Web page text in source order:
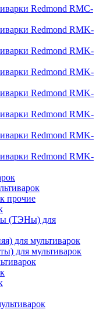
Redmond RMC-
Redmond RMK-
Redmond RMK-
Redmond RMK-
Redmond RMK-
Redmond RMK-
Redmond RMK-
Redmond RMK-
прочие
(ТЭНы) для
для мультиварок
для мультиварок